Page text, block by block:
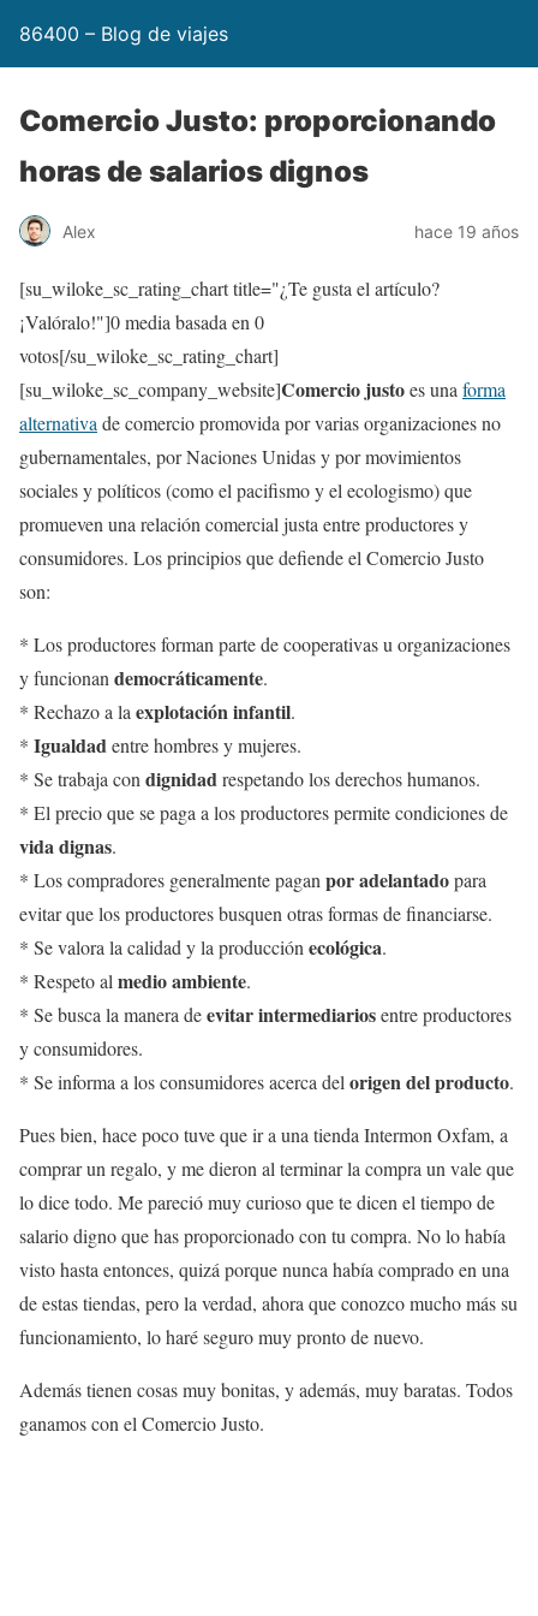
86400 – Blog de viajes
Comercio Justo: proporcionando
horas de salarios dignos
Alex hace 19 años
[su_wiloke_sc_rating_chart title="¿Te gusta el artículo?
¡Valóralo!"]0media basada en 0
votos[/su_wiloke_sc_rating_chart]
[su_wiloke_sc_company_website]Comercio justoes una forma
alternativa de comercio promovida por varias organizaciones no
gubernamentales, por Naciones Unidas y por movimientos
sociales y políticos (como el pacifismo y el ecologismo) que
promueven una relación comercial justa entre productores y
consumidores. Los principios que defiende el Comercio Justo
son:
* Los productores forman parte de cooperativas u organizaciones
y funcionan democráticamente.
* Rechazo a la explotación infantil.
* Igualdadentre hombres y mujeres.
* Se trabaja con dignidadrespetando los derechos humanos.
* El precio que se paga a los productores permite condiciones de
vida dignas.
* Los compradores generalmente pagan por adelantadopara
evitar que los productores busquen otras formas de financiarse.
* Se valora la calidad y la producción ecológica.
* Respeto al medio ambiente.
* Se busca la manera deevitar intermediariosentre productores
y consumidores.
* Se informa a los consumidores acerca del origen del producto.
Pues bien, hace poco tuve que ir a una tienda Intermon Oxfam, a
comprar un regalo, y me dieron al terminar la compra un vale que
lo dice todo. Me pareció muy curioso que te dicen el tiempo de
salario digno que has proporcionado con tu compra. No lo había
visto hasta entonces, quizá porque nunca había comprado en una
de estas tiendas, pero la verdad, ahora que conozco mucho más su
funcionamiento, lo haré seguro muy pronto de nuevo.
Además tienen cosas muy bonitas, y además, muy baratas. Todos
ganamos con el Comercio Justo.